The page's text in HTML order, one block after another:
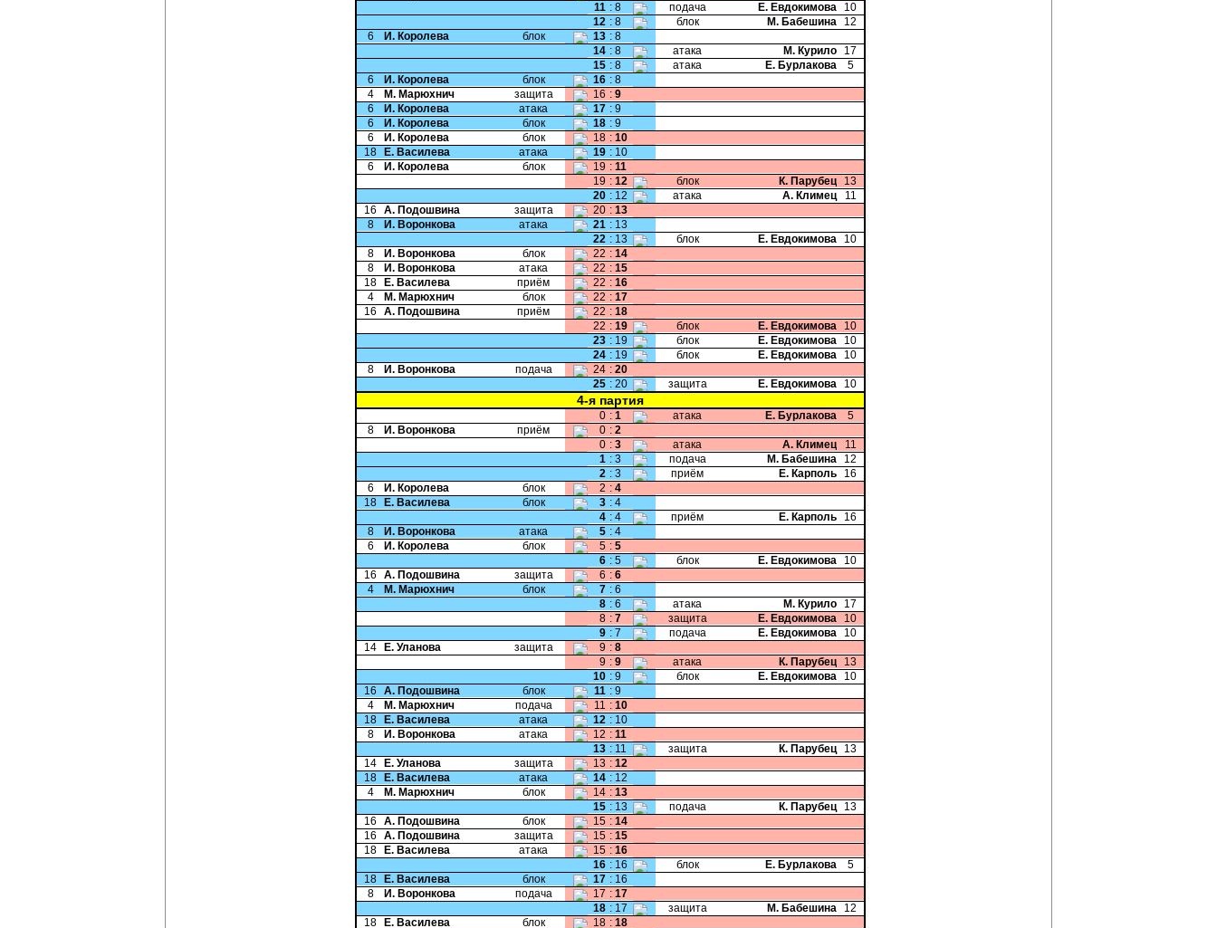
11 : 8 подача Е. Евдокимова
10
12 : 8 блок М. Бабешина
12
6
И. Королева блок 13 : 8
14 : 8 атака М. Курило
17
15 : 8 атака Е. Бурлакова
5
6
И. Королева блок 16 : 8
4
М. Марюхнич защита 16 : 9
6
И. Королева атака 17 : 9
6
И. Королева блок 18 : 9
6
И. Королева блок 18 : 10
18
Е. Василева атака 19 : 10
6
И. Королева блок 19 : 11
19 : 12 блок К. Парубец
13
20 : 12 атака А. Климец
11
16
А. Подошвина защита 20 : 13
8
И. Воронкова атака 21 : 13
22 : 13 блок Е. Евдокимова
10
8
И. Воронкова блок 22 : 14
8
И. Воронкова атака 22 : 15
18
Е. Василева приём 22 : 16
4
М. Марюхнич блок 22 : 17
16
А. Подошвина приём 22 : 18
22 : 19 блок Е. Евдокимова
10
23 : 19 блок Е. Евдокимова
10
24 : 19 блок Е. Евдокимова
10
8
И. Воронкова подача 24 : 20
25 : 20 защита Е. Евдокимова 10
4-я партия
0 : 1 атака Е. Бурлакова
5
8
И. Воронкова приём 0 : 2
0 : 3 атака А. Климец
11
1 : 3 подача М. Бабешина
12
2 : 3 приём Е. Карполь
16
6
И. Королева блок 2 : 4
18
Е. Василева блок 3 : 4
4 : 4 приём Е. Карполь
16
8
И. Воронкова атака 5 : 4
6
И. Королева блок 5 : 5
6 : 5 блок Е. Евдокимова
10
16
А. Подошвина защита 6 : 6
4
М. Марюхнич блок 7 : 6
8 : 6 атака М. Курило
17
8 : 7 защита Е. Евдокимова
10
9 : 7 подача Е. Евдокимова
10
14
Е. Уланова защита 9 : 8
9 : 9 атака К. Парубец
13
10 : 9 блок Е. Евдокимова
10
16
А. Подошвина блок 11 : 9
4
М. Марюхнич подача 11 : 10
18
Е. Василева атака 12 : 10
8
И. Воронкова атака 12 : 11
13 : 11 защита К. Парубец
13
14
Е. Уланова защита 13 : 12
18
Е. Василева атака 14 : 12
4
М. Марюхнич блок 14 : 13
15 : 13 подача К. Парубец
13
16
А. Подошвина блок 15 : 14
16
А. Подошвина защита 15 : 15
18
Е. Василева атака 15 : 16
16 : 16 блок Е. Бурлакова
5
18
Е. Василева блок 17 : 16
8
И. Воронкова подача 17 : 17
18 : 17 защита М. Бабешина
12
18
Е. Василева блок 18 : 18